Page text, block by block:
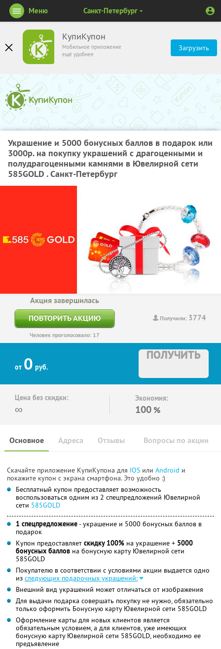
КупиКупон
Мобильное приложение
ещё удобнее
Загрузить
Меню Санкт-Петербург
Украшение​ ​и​ ​5000​ ​бонусных​ ​баллов​ ​в​ ​подарок​ ​или​
​3000р.​ ​на​ ​покупку​ ​украшений с​ ​драгоценными​ ​и​ ​
полудрагоценными​ ​камнями​ ​в​ ​Ювелирной сети
585GOLD . Санкт-Петербург
Получили: 3774
Акция завершилась
ПОВТОРИТЬ АКЦИЮ
Человек проголосовало: 17
от 0 руб.
ПОЛУЧИТЬ
Цена без скидки:
∞
Экономия:
100 %
Основное Отзывы Вопросы по акции
Адреса
Скачайте приложение КупиКупона для IOS или Android и
покажите купон с экрана смартфона. Это удобно :)
Бесплатный купон предоставляет возможность
воспользоваться одним из 2 спецпредложений Ювелирной
сети 585GOLD
1 спецпредложение- украшение и 5000 бонусных баллов в
подарок
Купон предоставляет скидку 100% на украшение + 5000
бонусных баллов на бонусную карту Ювелирной сети
585GOLD
Покупателю в соответствии с условиями акции выдается одно
из следующих подарочных украшений:
Внешний вид украшений может отличаться от изображения
Для выдачи подарка совершать покупку не нужно, обязательно
только оформить Бонусную карту Ювелирной сети 585GOLD
Оформление карты для новых клиентов является
обязательным условием, а для клиентов, уже имеющих
бонусную карту Ювелирной сети 585GOLD, необходимо ее
предъявление